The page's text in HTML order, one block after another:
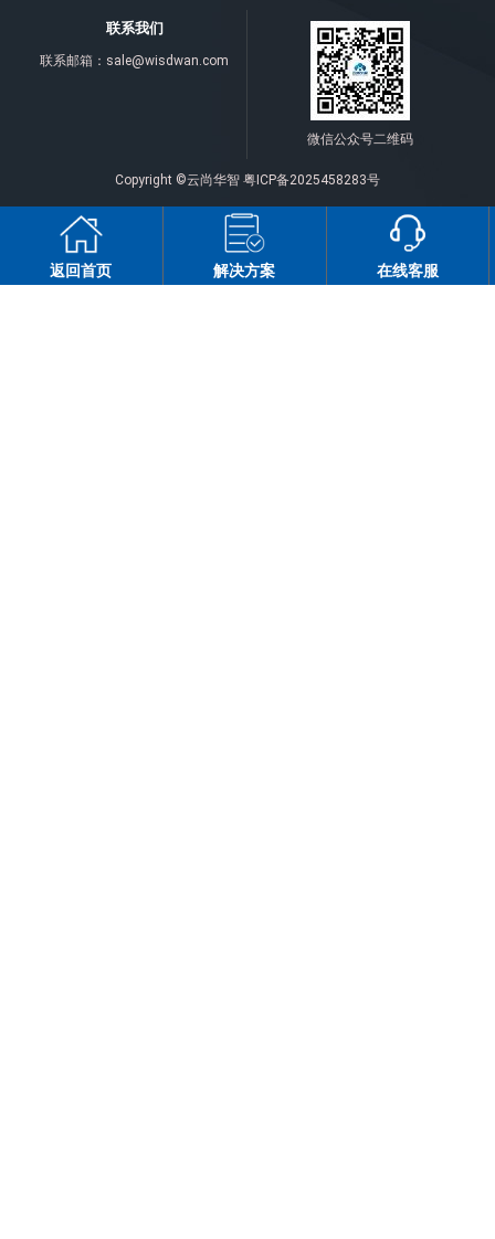
联系我们
联系邮箱： sale@wisdwan.com
微信公众号二维码
Copyright ©云尚华智 粤ICP备2025458283号
返回首页 解决方案 在线客服